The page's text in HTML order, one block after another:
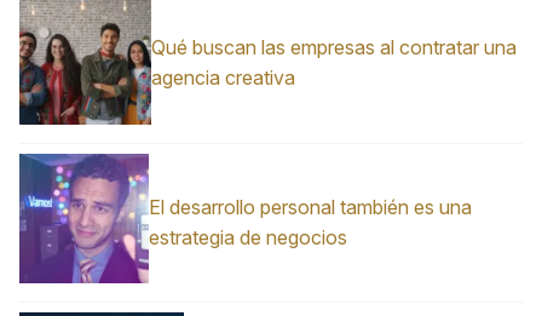
Qué buscan las empresas al contratar una
agencia creativa
El desarrollo personal también es una
estrategia de negocios